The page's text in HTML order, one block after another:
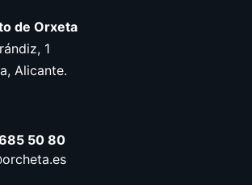
de Orxeta
1
Alicante.
50 80